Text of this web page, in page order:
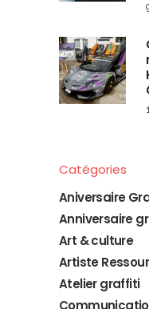
Catégories
Aniversaire
Anniversaire
Art & culture
Artiste
Atelier graffiti